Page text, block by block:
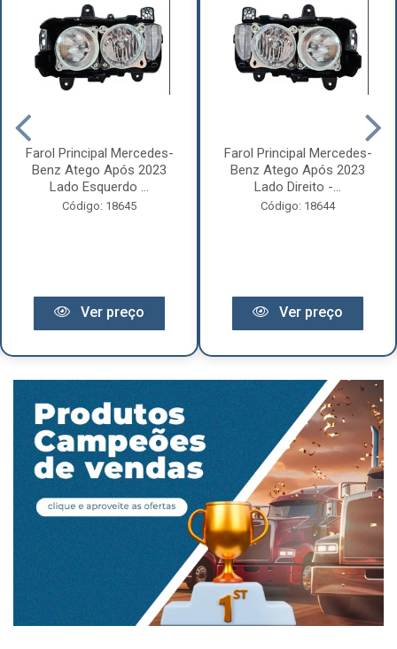
Farol Principal Mercedes-
Benz Atego Após 2023
Lado Esquerdo ...
Código: 18645
Ver preço
Farol Principal Mercedes-
Benz Atego Após 2023
Lado Direito -...
Código: 18644
Ver preço